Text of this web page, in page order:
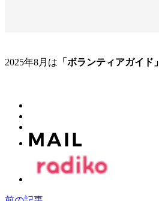
2025年8月は 「ボランティアガイド」